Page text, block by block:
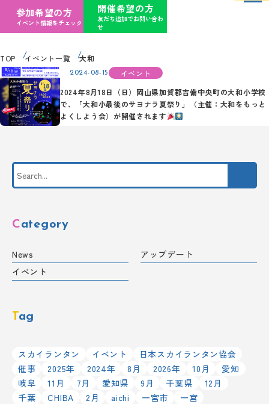
参加希望の方
イベント情報をチェック
開催希望の方
友だち追加でお問い合わ
せ
TOP イベント一覧 大和
2024-08-15
イベント
2024年8月18日（日）岡山県加賀郡吉備中央町の大和小学校
で、「大和小最後のサヨナラ夏祭り」（主催：大和をもっと
よくしよう会）が開催されます
Category
News
アップデート
イベント
Tag
スカイランタン イベント
日本スカイランタン協会
催事
2025年 2024年 8月 2026年 10月
愛知
岐阜
11月 7月 愛知県 9月 千葉県
12月
千葉
CHIBA 2月 aichi 一宮市
一宮